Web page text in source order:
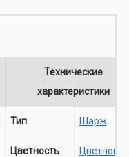
Технические
характеристики
Тип: Шарж
Цветность: Цветной